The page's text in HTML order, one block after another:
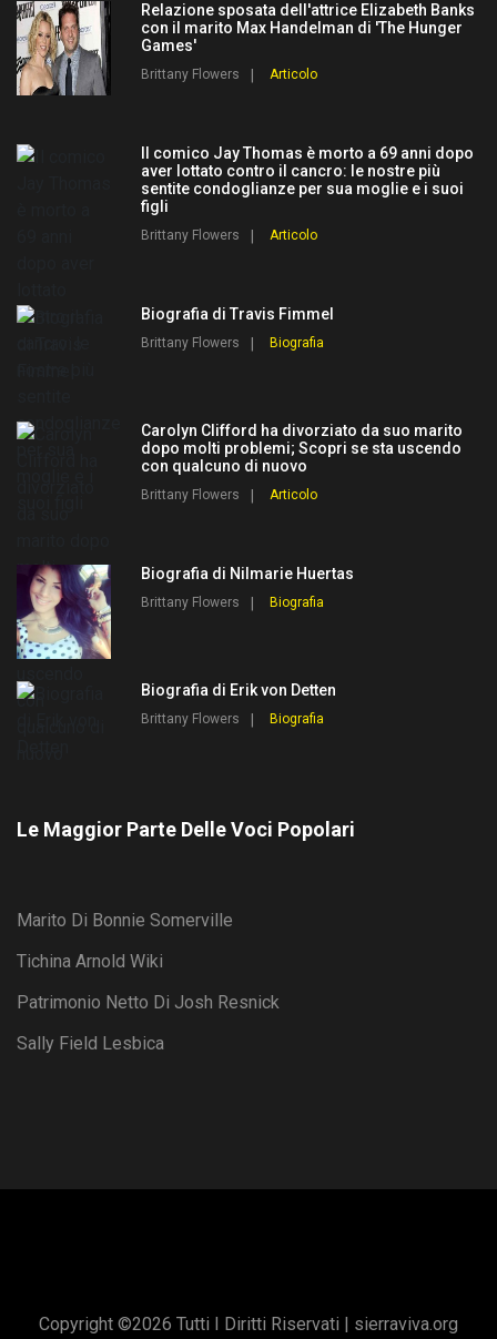
Relazione sposata dell'attrice Elizabeth Banks
con il marito Max Handelman di 'The Hunger
Games'
Brittany Flowers Articolo
Il comico Jay Thomas è morto a 69 anni dopo
aver lottato contro il cancro: le nostre più
sentite condoglianze per sua moglie e i suoi
figli
Brittany Flowers Articolo
Biografia di Travis Fimmel
Brittany Flowers Biografia
Carolyn Clifford ha divorziato da suo marito
dopo molti problemi; Scopri se sta uscendo
con qualcuno di nuovo
Brittany Flowers Articolo
Biografia di Nilmarie Huertas
Brittany Flowers Biografia
Biografia di Erik von Detten
Brittany Flowers Biografia
Le Maggior Parte Delle Voci Popolari
Marito Di Bonnie Somerville
Tichina Arnold Wiki
Patrimonio Netto Di Josh Resnick
Sally Field Lesbica
Copyright ©2026 Tutti I Diritti Riservati | sierraviva.org